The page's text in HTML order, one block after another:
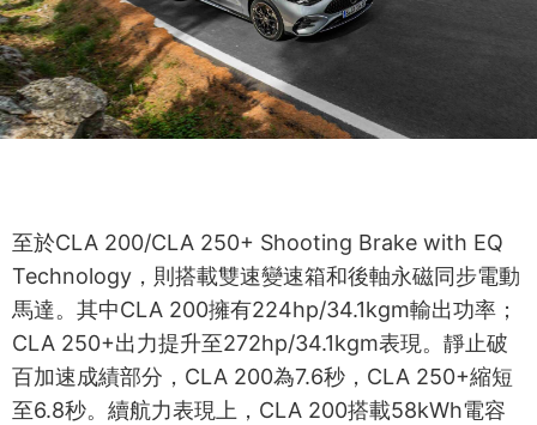
至於CLA 200/CLA 250+ Shooting Brake with EQ
Technology，則搭載雙速變速箱和後軸永磁同步電動
馬達。其中CLA 200擁有224hp/34.1kgm輸出功率；
CLA 250+出力提升至272hp/34.1kgm表現。靜止破
百加速成績部分，CLA 200為7.6秒，CLA 250+縮短
至6.8秒。續航力表現上，CLA 200搭載58kWh電容